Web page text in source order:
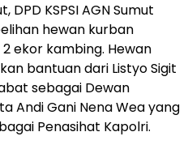
KSPSI AGN Sumut
hewan kurban
ekor kambing. Hewan
bantuan dari Listyo Sigit
sebagai Dewan
Andi Gani Nena Wea yang
Penasihat Kapolri.